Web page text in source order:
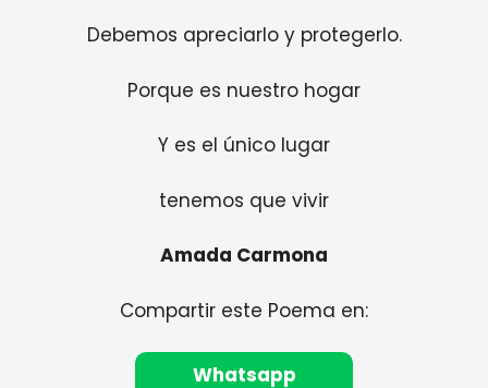
Debemos apreciarlo y protegerlo.
Porque es nuestro hogar
Y es el único lugar
tenemos que vivir
Amada Carmona
Compartir este Poema en:
Whatsapp